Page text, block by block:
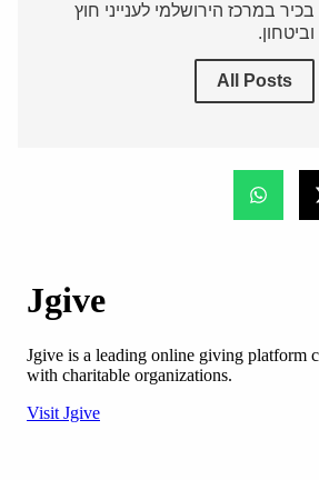
בכיר במרכז הירושלמי לענייני חוץ
וביטחון.
All Posts